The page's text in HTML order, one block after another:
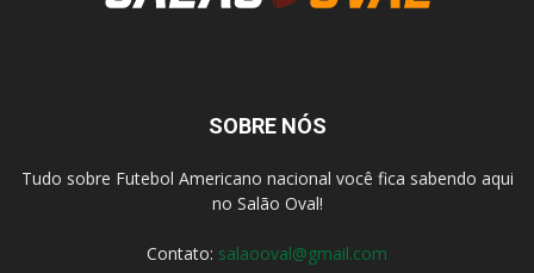
SOBRE NÓS
Tudo sobre Futebol Americano nacional você fica sabendo aqui
no Salão Oval!
Contato: salaooval@gmail.com